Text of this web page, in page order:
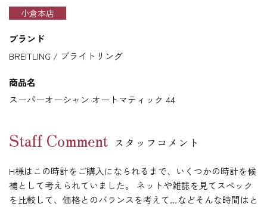
小倉本店
ブランド
BREITLING / ブライトリング
商品名
スーパーオーシャン オートマティック 44
Staff Comment スタッフコメント
H様はこの時計をご購入になられるまで、いくつかの時計を候
補として考えられていました。 ネットや雑誌を見てスペック
を比較して、価格とのバランスを考えて…などそんな時間はと